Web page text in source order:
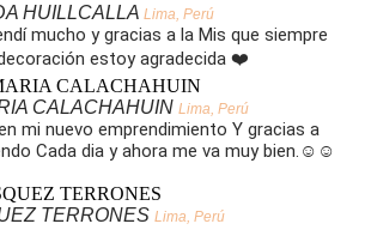
HUILLCALLA Lima, Perú
mucho y gracias a la Mis que siempre
estoy agradecida ❤️
CALACHAHUIN Lima, Perú
mi nuevo emprendimiento Y gracias a
Cada dia y ahora me va muy bien.☺️☺️
TERRONES Lima, Perú